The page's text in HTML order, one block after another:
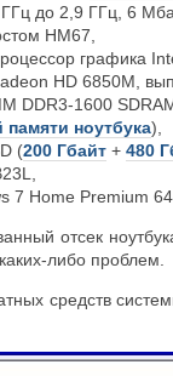
до 2,9 ГГц, 6
HM67,
графика
HD 6850M,
DDR3-1600
ноутбука),
(200 Гбайт +480
Home Premium
отсек
либо проблем.
средств